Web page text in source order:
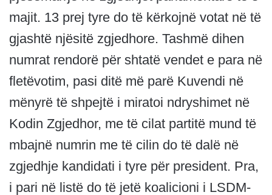
majit. 13 prej tyre do të kërkojnë votat në të
gjashtë njësitë zgjedhore. Tashmë dihen
numrat rendorë për shtatë vendet e para në
fletëvotim, pasi ditë më parë Kuvendi në
mënyrë të shpejtë i miratoi ndryshimet në
Kodin Zgjedhor, me të cilat partitë mund të
mbajnë numrin me të cilin do të dalë në
zgjedhje kandidati i tyre për president. Pra,
i pari në listë do të jetë koalicioni i LSDM-